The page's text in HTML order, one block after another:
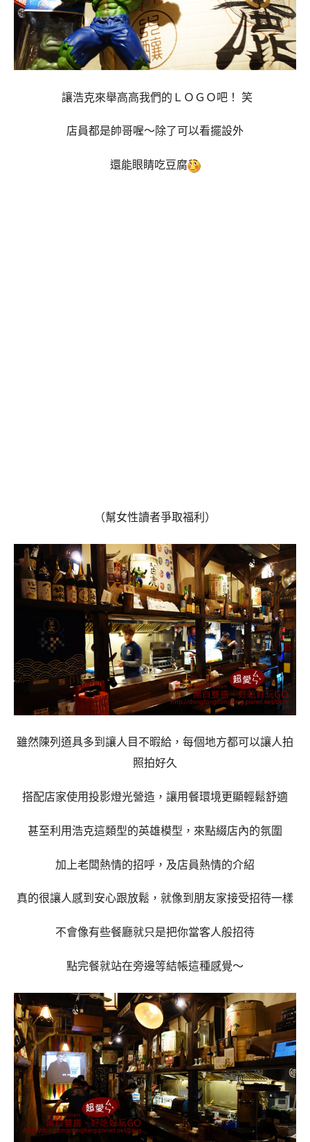
讓浩克來舉高高我們的ＬＯＧＯ吧！ 笑
店員都是帥哥喔～除了可以看擺設外
還能眼睛吃豆腐
（幫女性讀者爭取福利）
雖然陳列道具多到讓人目不暇給，每個地方都可以讓人拍
照拍好久
搭配店家使用投影燈光營造，讓用餐環境更顯輕鬆舒適
甚至利用浩克這類型的英雄模型，來點綴店內的氛圍
加上老闆熱情的招呼，及店員熱情的介紹
真的很讓人感到安心跟放鬆，就像到朋友家接受招待一樣
不會像有些餐廳就只是把你當客人般招待
點完餐就站在旁邊等結帳這種感覺～